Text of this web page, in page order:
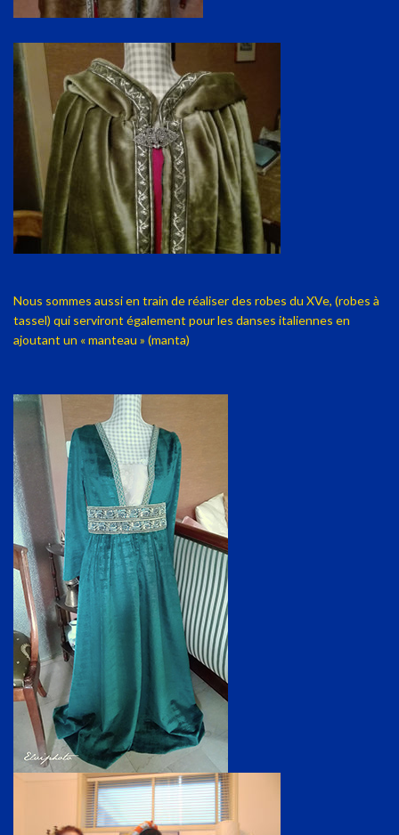
Nous sommes aussi en train de réaliser des robes du XVe, (robes à
tassel) qui serviront également pour les danses italiennes en
ajoutant un « manteau » (manta)